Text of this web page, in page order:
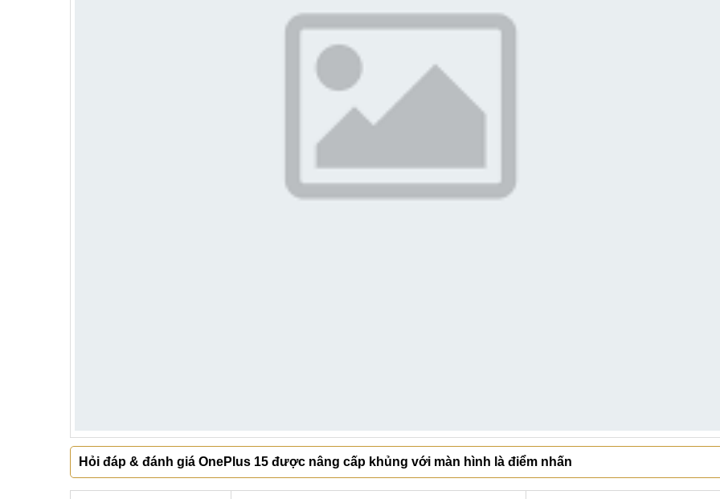
Hỏi đáp & đánh giá OnePlus 15 được nâng cấp khủng với màn hình là điểm nhấn